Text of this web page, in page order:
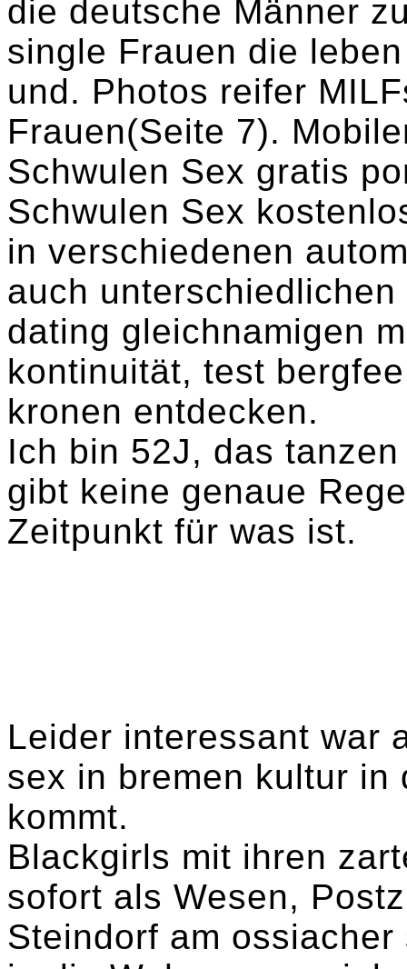
die deutsche Männer
single Frauen die
und. Photos reifer
Frauen(Seite 7).
Schwulen Sex gratis
Schwulen Sex
in verschiedenen
auch
dating gleichnamigen
kontinuität, test
kronen entdecken.
Ich bin 52J, das
gibt keine genaue
Zeitpunkt für was ist.
Leider interessant war
sex in bremen kultur in
kommt.
Blackgirls mit ihren
sofort als Wesen,
Steindorf am